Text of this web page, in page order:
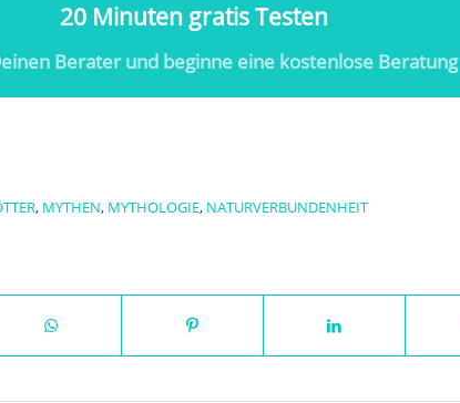
20 Minuten gratis Testen
Berater und beginne eine kostenlose Beratung
, MYTHEN, MYTHOLOGIE, NATURVERBUNDENHEIT